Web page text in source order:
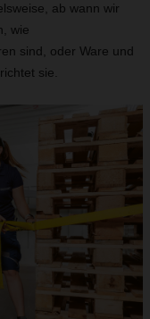
ab wann wir
wie
sind, oder Ware und
sie.